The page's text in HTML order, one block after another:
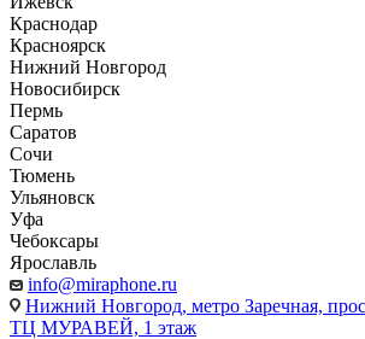
Краснодар
Красноярск
Нижний Новгород
Новосибирск
Пермь
Саратов
Сочи
Тюмень
Ульяновск
Уфа
Чебоксары
Ярославль
info@miraphone.ru
Нижний Новгород, метро Заречная,
ТЦ МУРАВЕЙ, 1 этаж